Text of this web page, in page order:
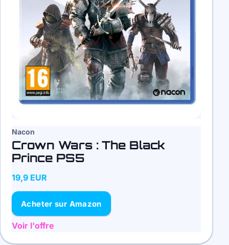
Nacon
Crown Wars : The Black
Prince PS5
19,9 EUR
Acheter sur Amazon
Voir l'offre